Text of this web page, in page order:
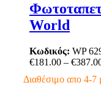
πολλαπλές
παραλλαγές.
επιλογές
μπορούν
επιλεγούν
World
Κωδικός: WP
€181.00 – €
Διαθέσιμο απο 4-7